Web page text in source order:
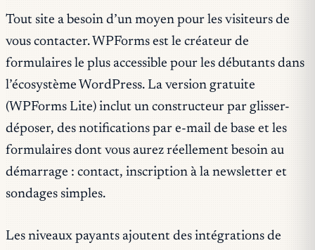
Tout site a besoin d’un moyen pour les visiteurs de
vous contacter. WPForms est le créateur de
formulaires le plus accessible pour les débutants dans
l’écosystème WordPress. La version gratuite
(WPForms Lite) inclut un constructeur par glisser-
déposer, des notifications par e-mail de base et les
formulaires dont vous aurez réellement besoin au
démarrage : contact, inscription à la newsletter et
sondages simples.
Les niveaux payants ajoutent des intégrations de